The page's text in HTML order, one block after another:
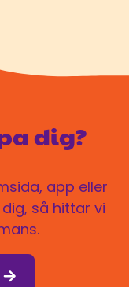
dig?
app eller
så hittar vi